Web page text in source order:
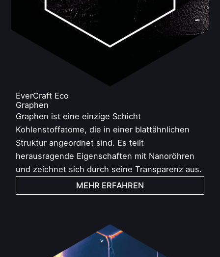
EverCraft Eco
Graphen
Graphen ist eine einzige Schicht
Kohlenstoffatome, die in einer blattähnlichen
Struktur angeordnet sind. Es teilt
herausragende Eigenschaften mit Nanoröhren
und zeichnet sich durch seine Transparenz aus.
MEHR ERFAHREN